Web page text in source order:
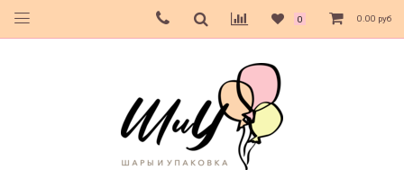
0 0.00 руб